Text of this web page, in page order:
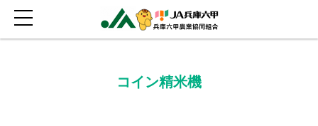
コイン精米機